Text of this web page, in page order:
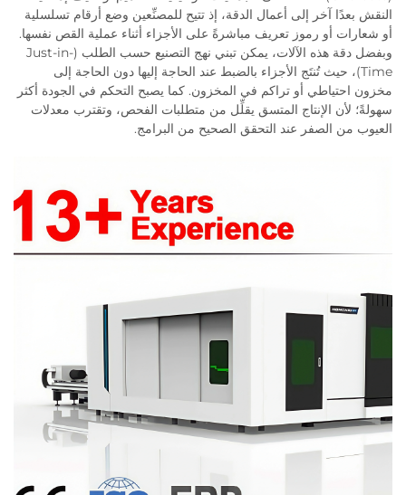
النقش بعدًا آخر إلى أعمال الدقة، إذ تتيح للمصنِّعين وضع أرقام تسلسلية
أو شعارات أو رموز تعريف مباشرةً على الأجزاء أثناء عملية القص نفسها.
وبفضل دقة هذه الآلات، يمكن تبني نهج التصنيع حسب الطلب (Just-in-
Time)، حيث تُنتَج الأجزاء بالضبط عند الحاجة إليها دون الحاجة إلى
مخزون احتياطي أو تراكم في المخزون. كما يصبح التحكم في الجودة أكثر
سهولةً؛ لأن الإنتاج المتسق يقلِّل من متطلبات الفحص، وتقترب معدلات
العيوب من الصفر عند التحقق الصحيح من البرامج.